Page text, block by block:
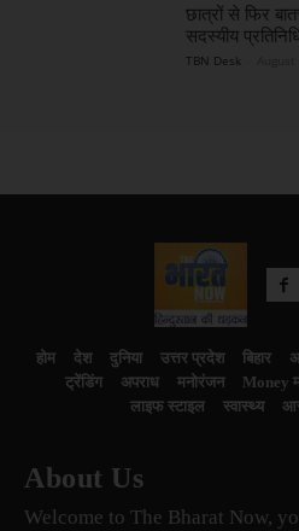
छात्रों से फिर
सदस्यीय
TBN Desk
होम देश दुनिया उत्तर प्रदेश बिहार
ट्रेंडिंग
अपराध मनोरंजन Money
लाइफ स्टाइल
स्वास्थ्य
About Us
Welcome to The Bharat Now,